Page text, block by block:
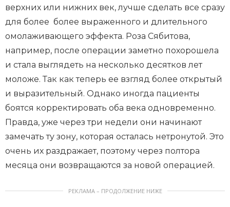
верхних или нижних век, лучше сделать все сразу
для более более выраженного и длительного
омолаживающего эффекта. Роза Сябитова,
например, после операции заметно похорошела
и стала выглядеть на несколько десятков лет
моложе. Так как теперь ее взгляд более открытый
и выразительный. Однако иногда пациенты
боятся корректировать оба века одновременно.
Правда, уже через три недели они начинают
замечать ту зону, которая осталась нетронутой. Это
очень их раздражает, поэтому через полтора
месяца они возвращаются за новой операцией.
РЕКЛАМА – ПРОДОЛЖЕНИЕ НИЖЕ